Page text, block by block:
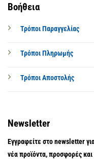
Βοήθεια
Τρόποι Παραγγελίας
Τρόποι Πληρωμής
Τρόποι Αποστολής
Newsletter
Εγγραφείτε στο newsletter
νέα προϊόντα, προσφορές